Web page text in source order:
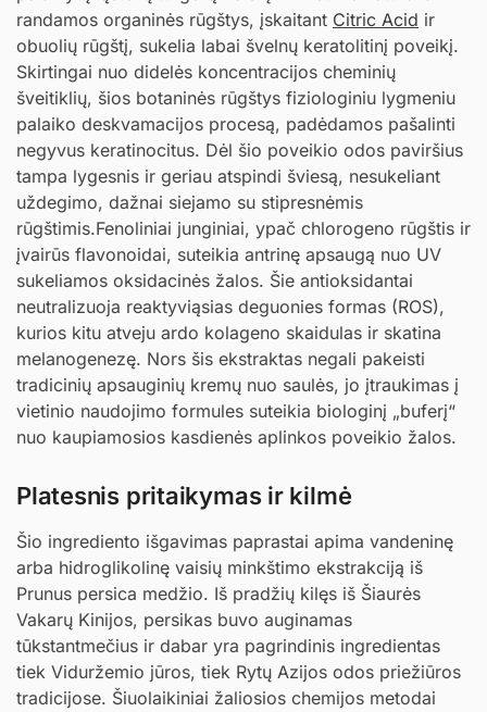
randamos organinės rūgštys, įskaitant Citric Acid ir
obuolių rūgštį, sukelia labai švelnų keratolitinį poveikį.
Skirtingai nuo didelės koncentracijos cheminių
šveitiklių, šios botaninės rūgštys fiziologiniu lygmeniu
palaiko deskvamacijos procesą, padėdamos pašalinti
negyvus keratinocitus. Dėl šio poveikio odos paviršius
tampa lygesnis ir geriau atspindi šviesą, nesukeliant
uždegimo, dažnai siejamo su stipresnėmis
rūgštimis.Fenoliniai junginiai, ypač chlorogeno rūgštis ir
įvairūs flavonoidai, suteikia antrinę apsaugą nuo UV
sukeliamos oksidacinės žalos. Šie antioksidantai
neutralizuoja reaktyviąsias deguonies formas (ROS),
kurios kitu atveju ardo kolageno skaidulas ir skatina
melanogenezę. Nors šis ekstraktas negali pakeisti
tradicinių apsauginių kremų nuo saulės, jo įtraukimas į
vietinio naudojimo formules suteikia biologinį „buferį“
nuo kaupiamosios kasdienės aplinkos poveikio žalos.
Platesnis pritaikymas ir kilmė
Šio ingrediento išgavimas paprastai apima vandeninę
arba hidroglikolinę vaisių minkštimo ekstrakciją iš
Prunus persica medžio. Iš pradžių kilęs iš Šiaurės
Vakarų Kinijos, persikas buvo auginamas
tūkstantmečius ir dabar yra pagrindinis ingredientas
tiek Viduržemio jūros, tiek Rytų Azijos odos priežiūros
tradicijose. Šiuolaikiniai žaliosios chemijos metodai